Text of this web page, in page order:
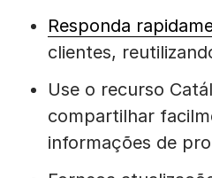
Responda
clientes,
Use o recurso
compartilhar
informações de